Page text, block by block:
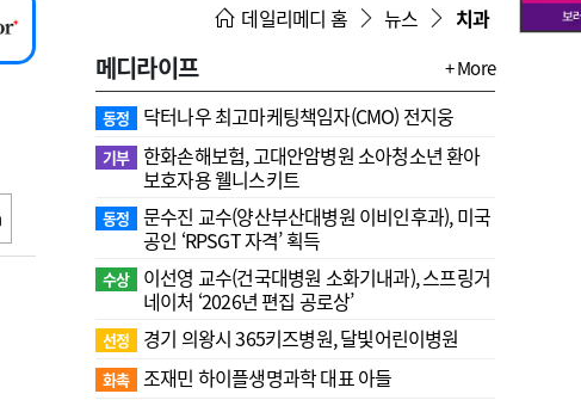
지침·기준·평가 약제급여 심사 결과
데일리메디 홈 뉴스 치과
메디라이프 + More
동정 닥터나우 최고마케팅책임자(CMO) 전지웅
기부 한화손해보험, 고대안암병원 소아청소년 환아
보호자용 웰니스키트
동정
문수진 교수( 양산부산대병원 이비인후과), 미국
공인 ‘RPSGT 자격’ 획득
수상
이선영 교수(건국대병원 소화기내과), 스프링거
네이처 ‘2026년 편집 공로상’
선정 경기 의왕시 365키즈병원, 달빛어린이병원
화촉 조재민 하이플생명과학 대표 아들